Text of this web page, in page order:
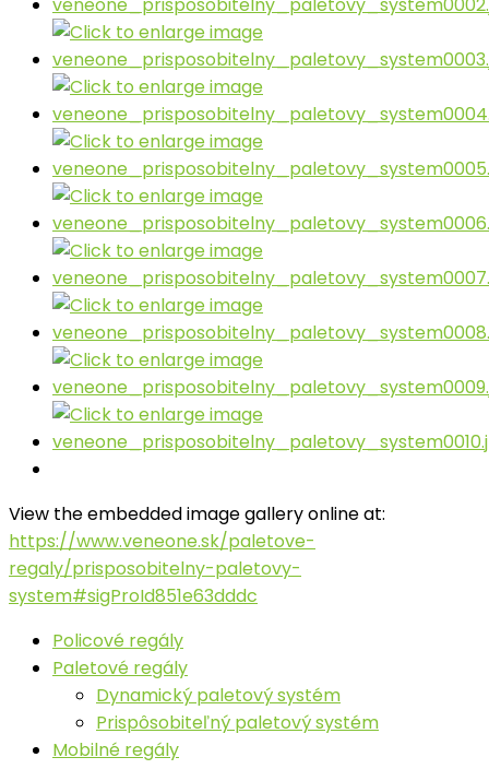
View the embedded image gallery online at:
https://www.veneone.sk/paletove-
regaly/prisposobitelny-paletovy-
system#sigProId851e63dddc
Policové regály
Paletové regály
Dynamický paletový systém
Prispôsobiteľný paletový systém
Mobilné regály